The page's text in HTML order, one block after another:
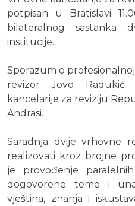
potpisan u Bratislavi
bilateralnog sastanka
institucije.
Sporazum o
revizor Jovo Radukić
kancelarije za reviziju
Andrasi.
Saradnja dvije vrhovne
realizovati kroz brojne
je provođenje
dogovorene teme i
vještina, znanja i